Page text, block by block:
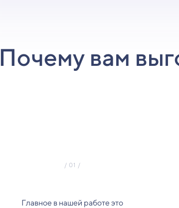
Почему вам
Главное в нашей работе это